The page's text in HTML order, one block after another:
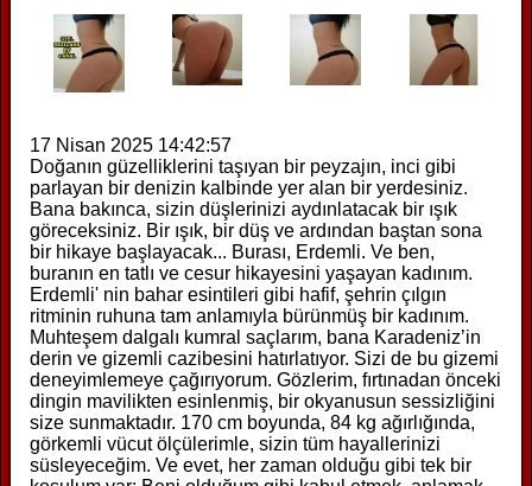
17 Nisan 2025 14:42:57
Doğanın güzelliklerini taşıyan bir peyzajın, inci gibi
parlayan bir denizin kalbinde yer alan bir yerdesiniz.
Bana bakınca, sizin düşlerinizi aydınlatacak bir ışık
göreceksiniz. Bir ışık, bir düş ve ardından baştan sona
bir hikaye başlayacak... Burası, Erdemli. Ve ben,
buranın en tatlı ve cesur hikayesini yaşayan kadınım.
Erdemli' nin bahar esintileri gibi hafif, şehrin çılgın
ritminin ruhuna tam anlamıyla bürünmüş bir kadınım.
Muhteşem dalgalı kumral saçlarım, bana Karadeniz’in
derin ve gizemli cazibesini hatırlatıyor. Sizi de bu gizemi
deneyimlemeye çağırıyorum. Gözlerim, fırtınadan önceki
dingin mavilikten esinlenmiş, bir okyanusun sessizliğini
size sunmaktadır. 170 cm boyunda, 84 kg ağırlığında,
görkemli vücut ölçülerimle, sizin tüm hayallerinizi
süsleyeceğim. Ve evet, her zaman olduğu gibi tek bir